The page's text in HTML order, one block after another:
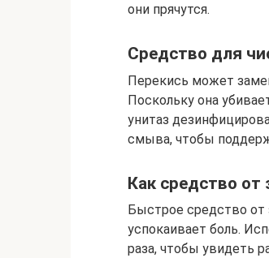
они прячутся.
Средство для
Перекись может
Поскольку она
унитаз
смыва, чтобы
Как средство от
Быстрое средство от
успокаивает боль.
раза, чтобы увидеть